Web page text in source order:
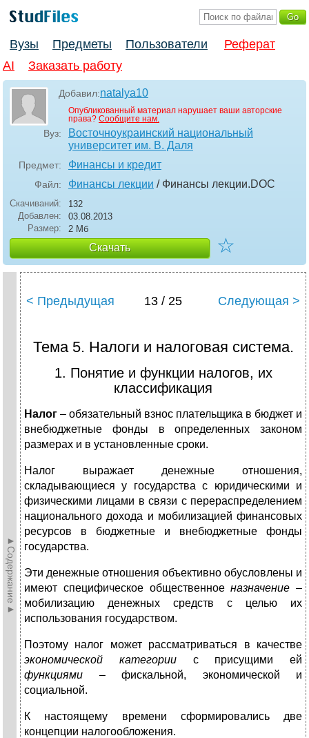
Вузы Предметы Пользователи
Реферат
AI
Заказать работу
Добавил:natalya10
Опубликованный материал нарушает ваши авторские
права? Сообщите нам.
Вуз:
Восточноукраинский национальный
университет им. В. Даля
Предмет: Финансы и кредит
Файл: Финансы лекции / Финансы лекции.DOC
Скачиваний:
132
Добавлен:
03.08.2013
Размер:
2 Мб
Скачать ☆
►Содержание►
< Предыдущая 13 / 25 Следующая >
Тема 5. Налоги и налоговая система.
1. Понятие и функции налогов, их
классификация
Налог – обязательный взнос плательщика в бюджет и
внебюджетные фонды в определенных законом
размерах и в установленные сроки.
Налог выражает денежные отношения,
складывающиеся у государства с юридическими и
физическими лицами в связи с перераспределением
национального дохода и мобилизацией финансовых
ресурсов в бюджетные и внебюджетные фонды
государства.
Эти денежные отношения объективно обусловлены и
имеют специфическое общественноеназначение –
мобилизацию денежных средств с целью их
использования государством.
Поэтому налог может рассматриваться в качестве
экономической категориис присущими ей
функциями – фискальной, экономической и
социальной.
К настоящему времени сформировались две
концепции налогообложения.